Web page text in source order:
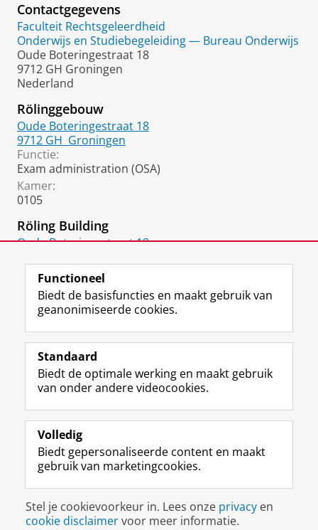
Contactgegevens
Faculteit Rechtsgeleerdheid
Onderwijs en Studiebegeleiding — Bureau Onderwijs
Oude Boteringestraat 18
9712 GH Groningen
Nederland
Rölinggebouw
Oude Boteringestraat 18
9712 GH Groningen
Functie:
Exam administration (OSA)
Kamer:
0105
Röling Building
Oude Boteringestraat 18
Volg de RUG
F
a
e
b
o
p
a
i
n
a
L
i
k
e
I
-
p
g
i
n
R
S
-
f
e
R
k
s
u
I
n
t
r
m
c
c
o
Y
o
T
e
k
a
a
Studiekiezers
Alumni
Over ons
Disclaimer & Copyright
Inloggen
Functioneel
Biedt de basisfuncties en maakt gebruik van
geanonimiseerde cookies.
Standaard
Biedt de optimale werking en maakt gebruik
van onder andere videocookies.
Volledig
Biedt gepersonaliseerde content en maakt
gebruik van marketingcookies.
Stel je cookievoorkeur in. Lees onze privacy en
cookie disclaimervoor meer informatie.